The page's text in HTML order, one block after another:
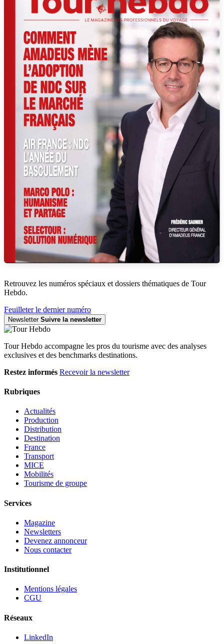
Retrouvez les numéros spéciaux et dossiers thématiques de Tour
Hebdo.
Feuilleter le dernier numéro
Newsletter Suivre la newsletter
Tour Hebdo accompagne les pros du tourisme avec des analyses
exclusives et des benchmarks destinations.
Restez informés Recevoir la newsletter
Rubriques
Actualités
Production
Distribution
Destination
France
Transport
MICE
Mobilités
Tourisme de groupe
Services
Magazine
Newsletters
Devenez annonceur
Nous contacter
Institutionnel
Mentions légales
CGU
Réseaux
LinkedIn